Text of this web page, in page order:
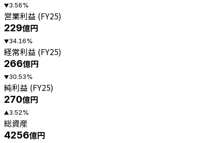
▼3.56%
営業利益 (FY25)
229億円
▼34.16%
経常利益 (FY25)
266億円
▼30.53%
純利益 (FY25)
270億円
▲3.52%
総資産
4256億円